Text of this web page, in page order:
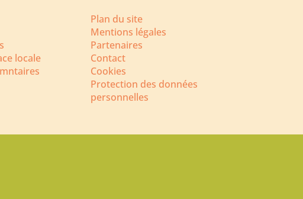
locale
Plan du site
Mentions légales
Partenaires
Contact
Cookies
Protection des données
personnelles